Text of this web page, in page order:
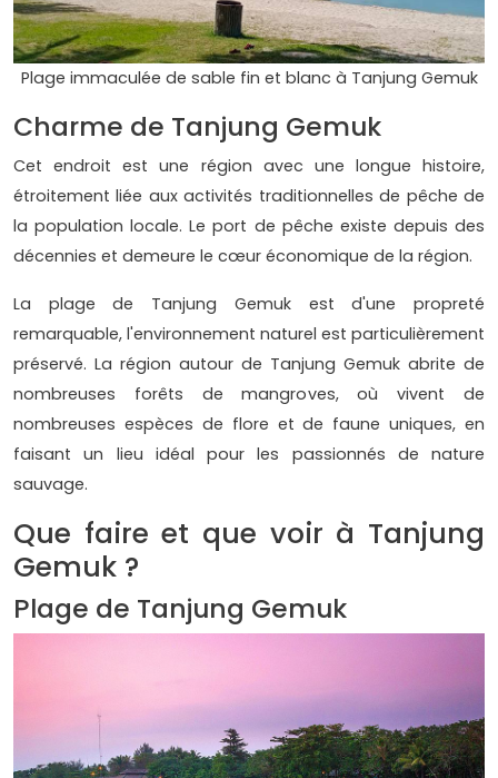
Plage immaculée de sable fin et blanc à Tanjung Gemuk
Charme de Tanjung Gemuk
Cet endroit est une région avec une longue histoire,
étroitement liée aux activités traditionnelles de pêche de
la population locale. Le port de pêche existe depuis des
décennies et demeure le cœur économique de la région.
La plage de Tanjung Gemuk est d'une propreté
remarquable, l'environnement naturel est particulièrement
préservé. La région autour de Tanjung Gemuk abrite de
nombreuses forêts de mangroves, où vivent de
nombreuses espèces de flore et de faune uniques, en
faisant un lieu idéal pour les passionnés de nature
sauvage.
Que faire et que voir à Tanjung
Gemuk ?
Plage de Tanjung Gemuk